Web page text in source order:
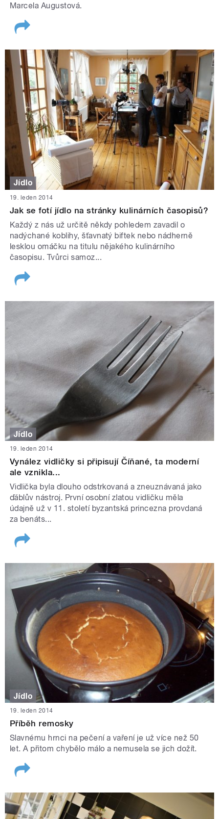
Marcela Augustová.
Jídlo
19. leden 2014
Jak se fotí jídlo na stránky kulinárních časopisů?
Každý z nás už určitě někdy pohledem zavadil o
nadýchané koblihy, šťavnatý biftek nebo nádherně
lesklou omáčku na titulu nějakého kulinárního
časopisu. Tvůrci samoz...
Jídlo
19. leden 2014
Vynález vidličky si připisují Číňané, ta moderní
ale vznikla...
Vidlička byla dlouho odstrkovaná a zneuznávaná jako
ďáblův nástroj. První osobní zlatou vidličku měla
údajně už v 11. století byzantská princezna provdaná
za benáts...
Jídlo
19. leden 2014
Příběh remosky
Slavnému hrnci na pečení a vaření je už více než 50
let. A přitom chybělo málo a nemusela se jich dožít.